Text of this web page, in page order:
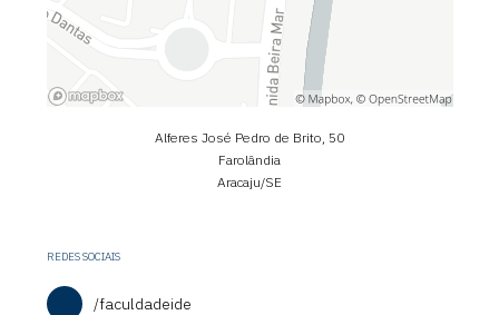
Alferes José Pedro de Brito, 50
Farolândia
Aracaju/SE
REDES SOCIAIS
/faculdadeide